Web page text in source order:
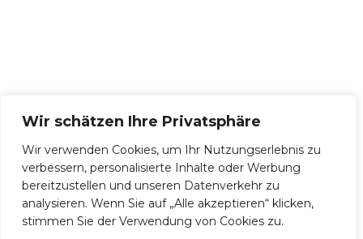
Wir schätzen Ihre Privatsphäre
Wir verwenden Cookies, um Ihr Nutzungserlebnis zu
verbessern, personalisierte Inhalte oder Werbung
bereitzustellen und unseren Datenverkehr zu
analysieren. Wenn Sie auf „Alle akzeptieren“ klicken,
stimmen Sie der Verwendung von Cookies zu.